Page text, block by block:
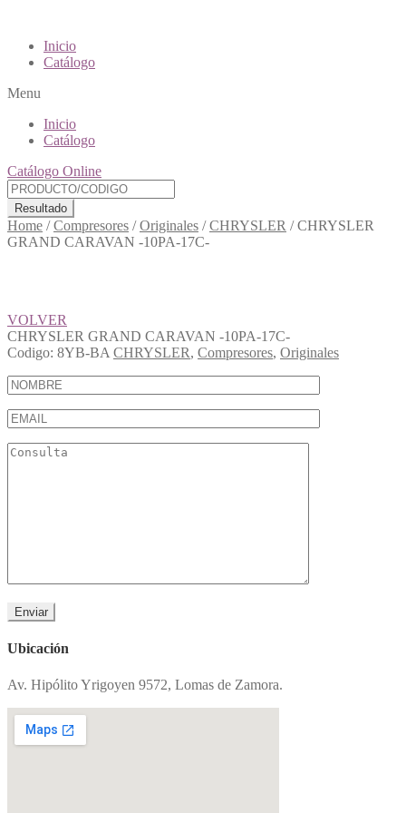
Inicio
Catálogo
Menu
Inicio
Catálogo
Catálogo Online
Resultado
Home /Compresores /Originales /CHRYSLER /CHRYSLER
GRAND CARAVAN -10PA-17C-
VOLVER
CHRYSLER GRAND CARAVAN -10PA-17C-
Codigo: 8YB-BA CHRYSLER, Compresores, Originales
Ubicación
Av. Hipólito Yrigoyen 9572, Lomas de Zamora.